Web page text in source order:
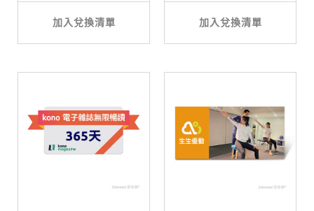
加入兌換清單 加入兌換清單